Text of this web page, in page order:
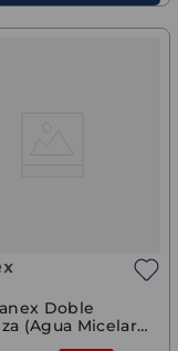
Doble
(Agua Micelar +